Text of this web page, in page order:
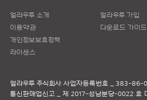
얼라우투 소개
이용약관
개인정보보호정책
라이센스
얼라우투 가입
다운로드 가이드
얼라우투 주식회사 사업자등록번호 _ 383-86-
통신판매업신고 _ 제 2017-성남분당-0022 호